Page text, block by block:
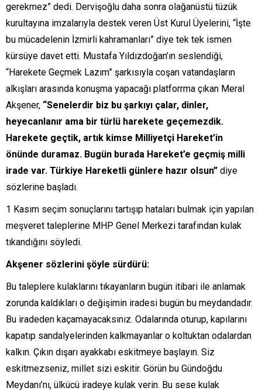
gerekmez” dedi. Dervişoğlu daha sonra olağanüstü tüzük
kurultayına imzalarıyla destek veren Üst Kurul Üyelerini, “İşte
bu mücadelenin İzmirli kahramanları” diye tek tek ismen
kürsüye davet etti. Mustafa Yıldızdoğan’ın seslendiği,
“Harekete Geçmek Lazım” şarkısıyla coşan vatandaşların
alkışları arasında konuşma yapacağı platforrma çıkan Meral
Akşener, “Senelerdir biz bu şarkıyı çalar, dinler,
heyecanlanır ama bir türlü harekete geçemezdik.
Harekete geçtik, artık kimse Milliyetçi Hareket’in
önünde duramaz. Bugün burada Hareket’e geçmiş milli
irade var. Türkiye Hareketli günlere hazır olsun” diye
sözlerine başladı.
1 Kasım seçim sonuçlarını tartışıp hataları bulmak için yapılan
meşveret taleplerine MHP Genel Merkezi tarafından kulak
tıkandığını söyledi.
Akşener sözlerini şöyle sürdürü:
Bu taleplere kulaklarını tıkayanların bugün itibari ile anlamak
zorunda kaldıkları o değişimin iradesi bugün bu meydandadır.
Bu iradeden kaçamayacaksınız. Odalarında oturup, kapılarını
kapatıp sandalyelerinden kalkmayanlar o koltuktan odalardan
kalkın. Çıkın dışarı ayakkabı eskitmeye başlayın. Siz
eskitmezseniz, millet sizi eskitir. Görün bu Gündoğdu
Meydanı’nı, ülkücü iradeye kulak verin. Bu sese kulak